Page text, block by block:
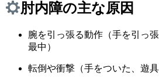
肘内障の主な原因
腕を引っ張る動作 （手を引っ
最中）
転倒や衝撃 （手をついた、遊